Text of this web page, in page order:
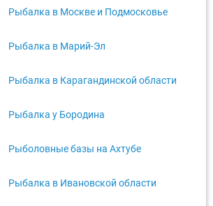
Рыбалка в Москве и Подмосковье
Рыбалка в Марий-Эл
Рыбалка в Карагандинской области
Рыбалка у Бородина
Рыболовные базы на Ахтубе
Рыбалка в Ивановской области